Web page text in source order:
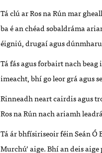
Tá clú ar Ros na Rún mar
ba é an chéad sobaldráma
éigniú, drugaí agus
Tá fás agus forbairt nach
imeacht, bhí go leor grá agus
Rinneadh neart cairdis agus
Ros na Rún nach ariamh
Tá ár bhfísiriseoir féin Seán Ó
Murchú’ aige. Bhí an deis